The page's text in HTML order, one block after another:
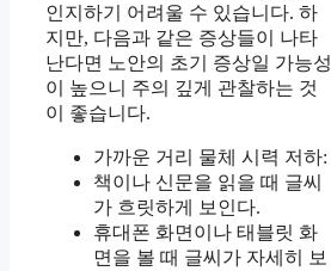
인지하기 어려울 수 있습니다. 하
지만, 다음과 같은 증상들이 나타
난다면 노안의 초기 증상일 가능성
이 높으니 주의 깊게 관찰하는 것
이 좋습니다.
가까운 거리 물체 시력 저하:
책이나 신문을 읽을 때 글씨
가 흐릿하게 보인다.
휴대폰 화면이나 태블릿 화
면을 볼 때 글씨가 자세히 보